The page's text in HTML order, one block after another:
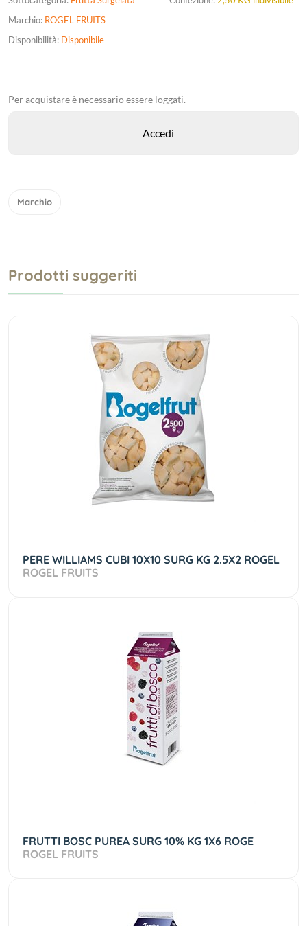
Marchio: ROGEL FRUITS
Disponibilità: Disponibile
Per acquistare è necessario essere loggati.
Marchio
Prodotti suggeriti
PERE WILLIAMS CUBI 10X10 SURG KG 2.5X2 ROGEL
ROGEL FRUITS
FRUTTI BOSC PUREA SURG 10% KG 1X6 ROGE
ROGEL FRUITS